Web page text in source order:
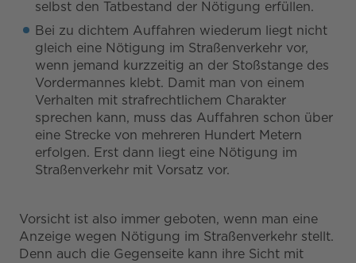
selbst den Tatbestand der Nötigung erfüllen.
Bei zu dichtem Auffahren wiederum liegt nicht
gleich eine Nötigung im Straßenverkehr vor,
wenn jemand kurzzeitig an der Stoßstange des
Vordermannes klebt. Damit man von einem
Verhalten mit strafrechtlichem Charakter
sprechen kann, muss das Auffahren schon über
eine Strecke von mehreren Hundert Metern
erfolgen. Erst dann liegt eine Nötigung im
Straßenverkehr mit Vorsatz vor.
Vorsicht ist also immer geboten, wenn man eine
Anzeige wegen Nötigung im Straßenverkehr stellt.
Denn auch die Gegenseite kann ihre Sicht mit